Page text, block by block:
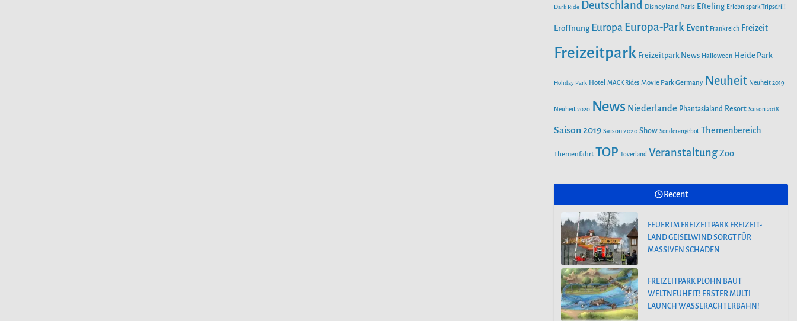
n
o
r
e
Dark Ride Deutschland Disneyland Paris Efteling Erlebnispark Tripsdrill
Eröffnung Europa Europa-Park Event Frankreich Freizeit
Freizeitpark Freizeitpark News Halloween Heide Park
Holiday Park Hotel MACK Rides Movie Park Germany Neuheit Neuheit 2019
Neuheit 2020 News Niederlande Phantasialand Resort Saison 2018
Saison 2019 Saison 2020 Show Sonderangebot Themenbereich
Themenfahrt TOP Toverland Veranstaltung Zoo
Recent
FEUER IM FREIZEITPARK FREIZEIT-
LAND GEISELWIND SORGT FÜR
MASSIVEN SCHADEN
FREIZEITPARK PLOHN BAUT
WELTNEUHEIT! ERSTER MULTI
LAUNCH WASSERACHTERBAHN!